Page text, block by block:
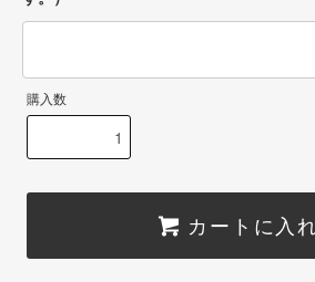
購入数
カートに入